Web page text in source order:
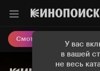
У вас
в вашей
не весь
Смотреть кино